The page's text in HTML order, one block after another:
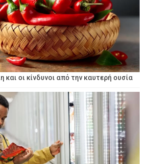
και οι κίνδυνοι από την καυτερή ουσία